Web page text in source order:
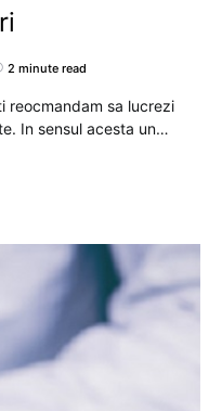
2 minute read
reocmandam sa lucrezi
In sensul acesta un…